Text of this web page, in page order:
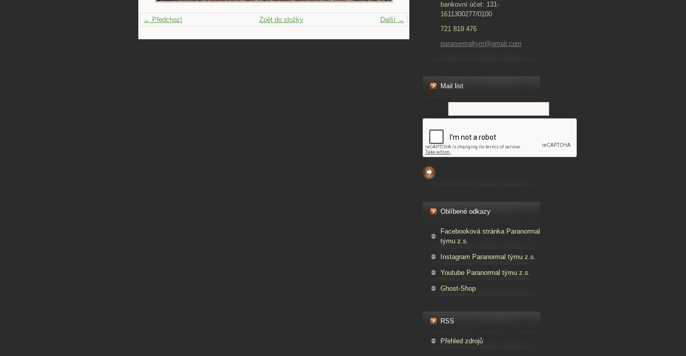
bankovní účet: 131-
1611300277/0100
721 819 476
paranormaltym@gmail.com
Mail list
Oblíbené odkazy
Facebooková stránka Paranormal
týmu z.s.
Instagram Paranormal týmu z.s.
Youtube Paranormal týmu z.s.
Ghost-Shop
RSS
Přehled zdrojů
← Předchozí Další →
Zpět do složky